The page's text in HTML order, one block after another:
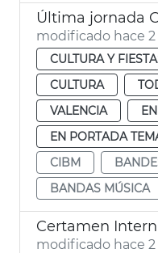
Última jornada
modificado hace 2
CULTURA Y
CULTURA
VALENCIA
EN PORTADA
CIBM
BANDAS MÚSICA
Certamen
modificado hace 2